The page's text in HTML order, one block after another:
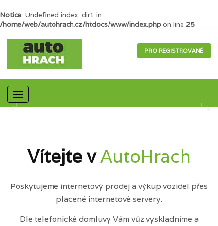
Notice: Undefined index: dir1 in
/home/web/autohrach.cz/htdocs/www/index.php on line 25
PRO REGISTROVANÉ
Mobilní
navigace
Vítejte vAutoHrach
Poskytujeme internetový prodej a výkup vozidel přes
placené internetové servery.
Dle telefonické domluvy Vám vůz vyskladníme a